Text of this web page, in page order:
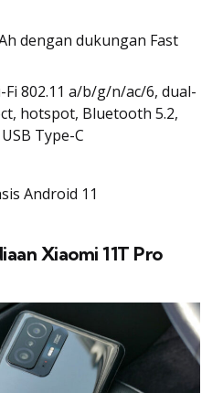
dengan dukungan Fast
Fi 802.11 a/b/g/n/ac/6, dual-
hotspot, Bluetooth 5.2,
Type-C
Android 11
Xiaomi 11T Pro